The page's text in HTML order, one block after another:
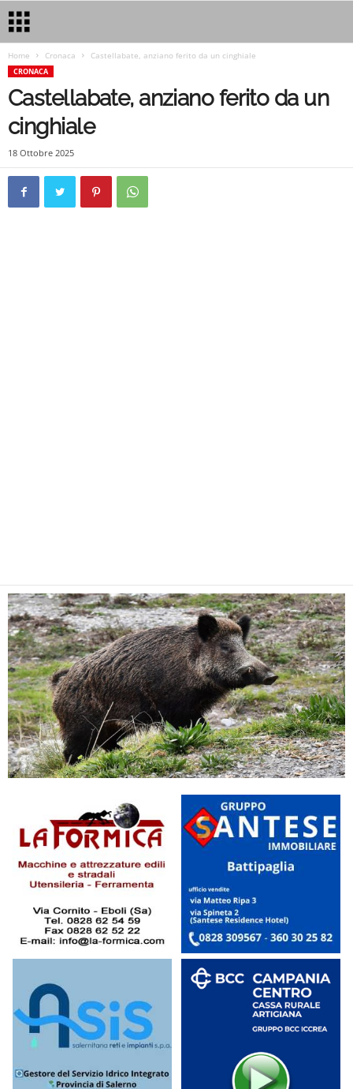
Home Cronaca Castellabate, anziano ferito da un cinghiale
CRONACA
Castellabate, anziano ferito da un
cinghiale
18 Ottobre 2025